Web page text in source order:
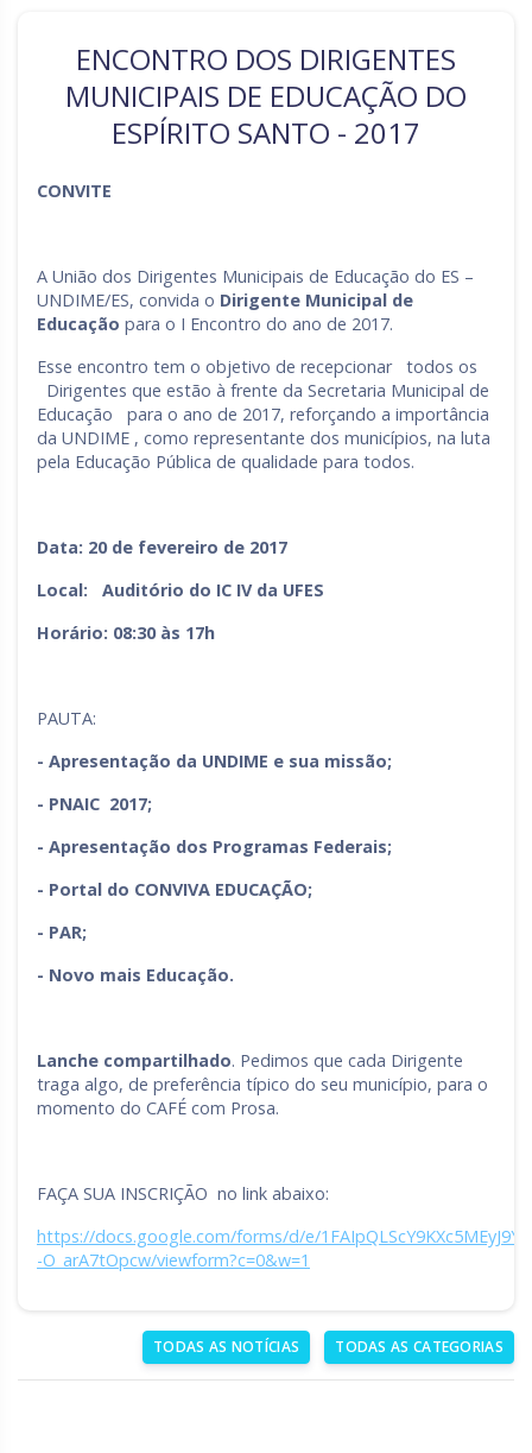
Piauí Paraná
Rio de Janeiro Rio Grande do Norte
Santa Catarina São Paulo
Tocantins
ENCONTRO DOS DIRIGENTES
MUNICIPAIS DE EDUCAÇÃO DO
ESPÍRITO SANTO - 2017
CONVITE
A União dos Dirigentes Municipais de Educação do ES –
UNDIME/ES, convida o Dirigente Municipal de
Educação para o I Encontro do ano de 2017.
Esse encontro tem o objetivo de recepcionar todos os
Dirigentes que estão à frente da Secretaria Municipal de
Educação para o ano de 2017, reforçando a importância
da UNDIME , como representante dos municípios, na luta
pela Educação Pública de qualidade para todos.
Data: 20 de fevereiro de 2017
Local: Auditório do IC IV da UFES
Horário: 08:30 às 17h
PAUTA:
- Apresentação da UNDIME e sua missão;
- PNAIC 2017;
- Apresentação dos Programas Federais;
- Portal do CONVIVA EDUCAÇÃO;
- PAR;
- Novo mais Educação.
Lanche compartilhado. Pedimos que cada Dirigente
traga algo, de preferência típico do seu município, para o
momento do CAFÉ com Prosa.
FAÇA SUA INSCRIÇÃO no link abaixo:
https://docs.google.com/forms/d/e/
-O_arA7tOpcw/viewform?c=0&w=1
TODAS AS NOTÍCIAS TODAS AS CATEGORIAS